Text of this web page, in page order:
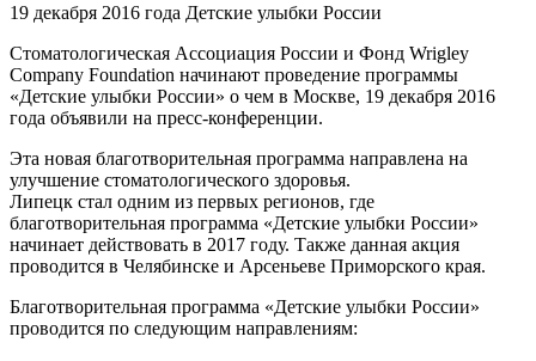
19 декабря 2016 года Детские улыбки России
Стоматологическая Ассоциация России и Фонд Wrigley
Company Foundation начинают проведение программы
«Детские улыбки России» о чем в Москве, 19 декабря 2016
года объявили на пресс-конференции.
Эта новая благотворительная программа направлена на
улучшение стоматологического здоровья.
Липецк стал одним из первых регионов, где
благотворительная программа «Детские улыбки России»
начинает действовать в 2017 году. Также данная акция
проводится в Челябинске и Арсеньеве Приморского края.
Благотворительная программа «Детские улыбки России»
проводится по следующим направлениям: